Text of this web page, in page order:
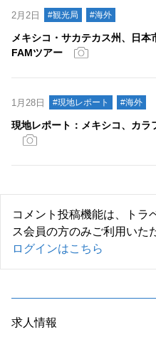
2月2日 #観光局 #海外
メキシコ・サカテカス州、日
FAMツアー
1月28日 #現地レポート #海外
現地レポート：メキシコ、カ
コメント投稿機能は、トラ
ス会員の方のみご利用いた
ログインはこちら
求人情報